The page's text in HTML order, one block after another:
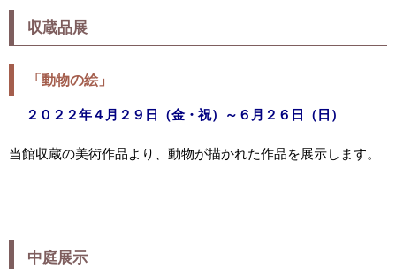
収蔵品展
「動物の絵」
２０２２年４月２９日（金・祝）～６月２６日（日）
当館収蔵の美術作品より、動物が描かれた作品を展示します。
中庭展示